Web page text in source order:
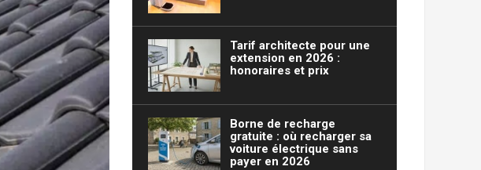
Tarif architecte pour une
extension en 2026 :
honoraires et prix
Borne de recharge
gratuite : où recharger sa
voiture électrique sans
payer en 2026